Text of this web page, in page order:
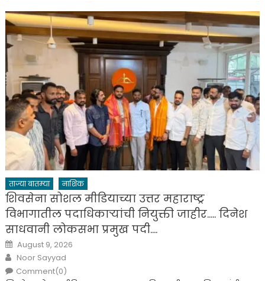
ताज्या बातम्या नाशिक
शिवसेना सोशल मीडियाच्या उत्तर महाराष्ट्र
विभागातील पदाधिकाऱ्यांची नियुक्ती जाहीर….. दिनेश
साधवानी लोकसभा प्रमुख पदी….
Posted
on
August 9, 2026
Author
Noor Sayyad
Comment(0)